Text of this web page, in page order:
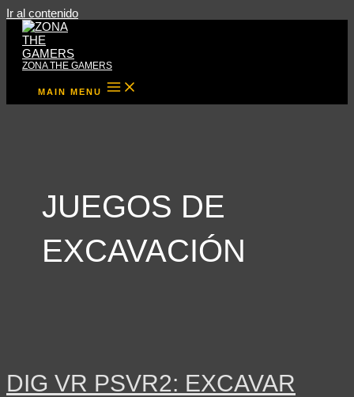
Ir al contenido
ZONA THE GAMERS
MAIN MENU
JUEGOS DE
EXCAVACIÓN
DIG VR PSVR2: EXCAVAR